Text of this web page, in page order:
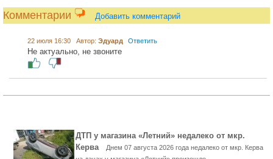
Комментарии Добавить комментарий
22 июля 16:30 Автор: Эдуард Ответить
Не актуально, не звоните
ДТП у магазина «Летний» недалеко от мкр.
Керва
Днем 07 августа 2026 года недалеко от мкр. Керва